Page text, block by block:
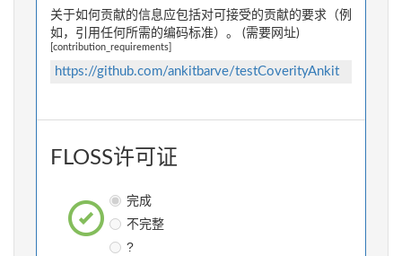
关于如何贡献的信息应包括对可接受的贡献的要求（例
如，引用任何所需的编码标准）。 (需要网址)
[contribution_requirements]
https://github.com/ankitbarve/testCoverityAnkit
FLOSS许可证
完成
不完整
?